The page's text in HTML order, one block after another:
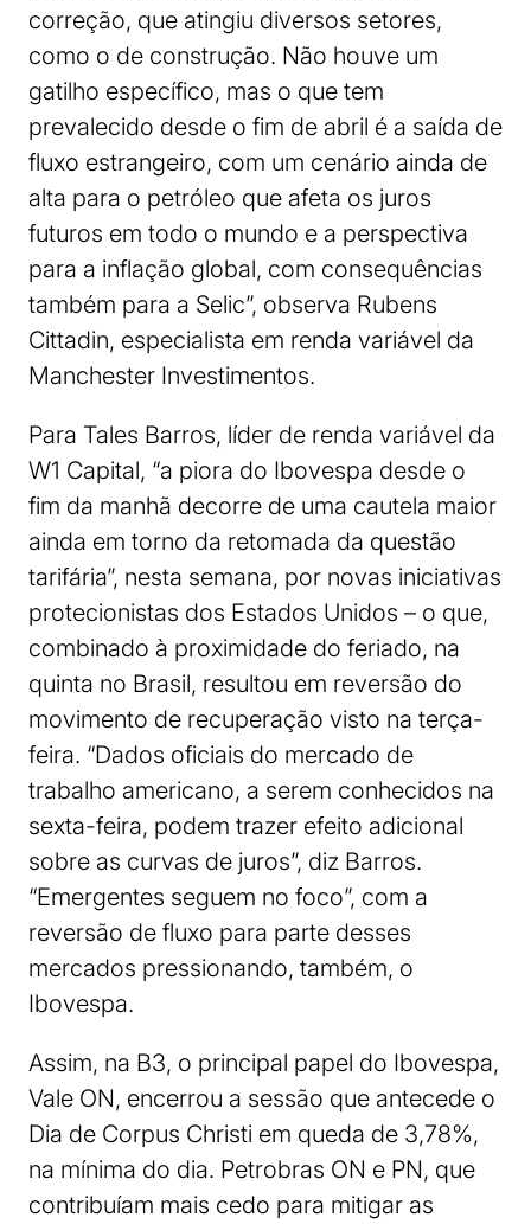
correção, que atingiu diversos setores,
como o de construção. Não houve um
gatilho específico, mas o que tem
prevalecido desde o fim de abril é a saída de
fluxo estrangeiro, com um cenário ainda de
alta para o petróleo que afeta os juros
futuros em todo o mundo e a perspectiva
para a inflação global, com consequências
também para a Selic”, observa Rubens
Cittadin, especialista em renda variável da
Manchester Investimentos.
Para Tales Barros, líder de renda variável da
W1 Capital, “a piora do Ibovespa desde o
fim da manhã decorre de uma cautela maior
ainda em torno da retomada da questão
tarifária”, nesta semana, por novas iniciativas
protecionistas dos Estados Unidos – o que,
combinado à proximidade do feriado, na
quinta no Brasil, resultou em reversão do
movimento de recuperação visto na terça-
feira. “Dados oficiais do mercado de
trabalho americano, a serem conhecidos na
sexta-feira, podem trazer efeito adicional
sobre as curvas de juros”, diz Barros.
“Emergentes seguem no foco”, com a
reversão de fluxo para parte desses
mercados pressionando, também, o
Ibovespa.
Assim, na B3, o principal papel do Ibovespa,
Vale ON, encerrou a sessão que antecede o
Dia de Corpus Christi em queda de 3,78%,
na mínima do dia. Petrobras ON e PN, que
contribuíam mais cedo para mitigar as